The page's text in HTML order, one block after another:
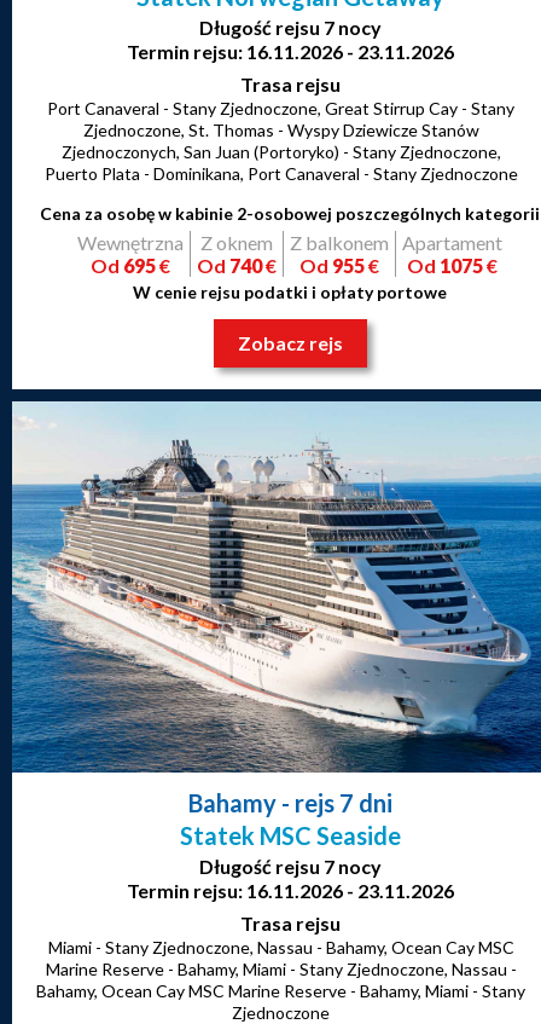
Długość rejsu 7 nocy
Termin rejsu: 16.11.2026 - 23.11.2026
Trasa rejsu
Port Canaveral - Stany Zjednoczone, Great Stirrup Cay - Stany
Zjednoczone, St. Thomas - Wyspy Dziewicze Stanów
Zjednoczonych, San Juan (Portoryko) - Stany Zjednoczone,
Puerto Plata - Dominikana, Port Canaveral - Stany Zjednoczone
Cena za osobę w kabinie 2-osobowej poszczególnych kategorii
Wewnętrzna
Od 695€
Z oknem
Od 740€
Z balkonem
Od 955€
Apartament
Od 1075€
W cenie rejsu podatki i opłaty portowe
Zobacz rejs
Bahamy- rejs 7 dni
Statek MSC Seaside
Długość rejsu 7 nocy
Termin rejsu: 16.11.2026 - 23.11.2026
Trasa rejsu
Miami - Stany Zjednoczone, Nassau - Bahamy, Ocean Cay MSC
Marine Reserve - Bahamy, Miami - Stany Zjednoczone, Nassau -
Bahamy, Ocean Cay MSC Marine Reserve - Bahamy, Miami - Stany
Zjednoczone